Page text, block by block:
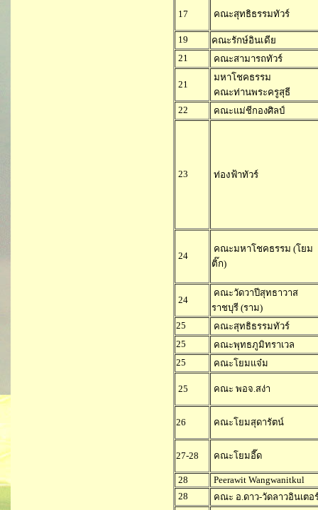
17 คณะสุทธิธรรมทัวร์
19
คณะรักษ์อินเดีย
21
คณะสามารถทัวร์
21
มหาโชคธรรม
คณะท่านพระครูสุธี
22
คณะแม่ชีกองศิลป์
23 ท่องฟ้าทัวร์
24
คณะมหาโชคธรรม (โยม
ติ๊ก)
24
คณะวัดวาปีสุทธาวาส
ราชบุรี (ราม)
25
คณะสุทธิธรรมทัวร์
25
คณะพุทธภูมิทราเวล
25
คณะโยมแจ๋ม
25 คณะ พอจ.สง่า
26 คณะโยมสุดารัตน์
27-28 คณะโยมอี๊ด
28
Peerawit Wangwanitkul
28
คณะ อ.ดาว-วัดลาวอินเตอ